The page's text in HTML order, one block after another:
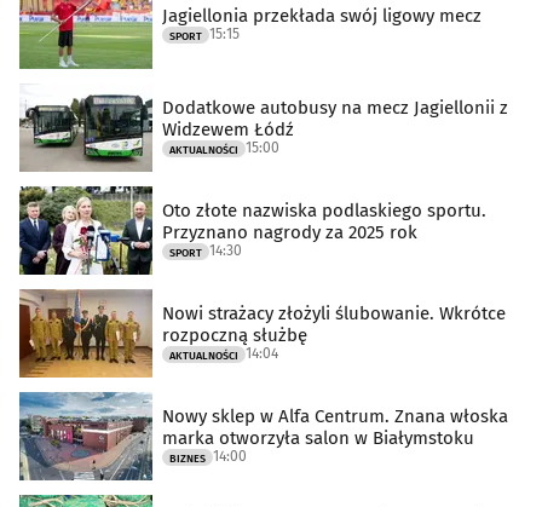
Jagiellonia przekłada swój ligowy mecz
SPORT 15:15
Dodatkowe autobusy na mecz Jagiellonii z
Widzewem Łódź
AKTUALNOŚCI 15:00
Oto złote nazwiska podlaskiego sportu.
Przyznano nagrody za 2025 rok
SPORT 14:30
Nowi strażacy złożyli ślubowanie. Wkrótce
rozpoczną służbę
AKTUALNOŚCI 14:04
Nowy sklep w Alfa Centrum. Znana włoska
marka otworzyła salon w Białymstoku
BIZNES 14:00